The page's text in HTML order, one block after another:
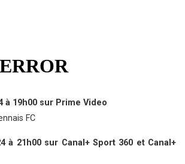
à 19h00 sur Prime Video
FC
à 21h00 sur Canal+ Sport 360 et Canal+